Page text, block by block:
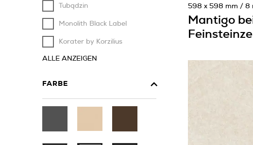
Tubądzin
Monolith Black Label
Korater by Korzilius
ALLE ANZEIGEN
FARBE
Mantigo
598 x 598 mm / 8